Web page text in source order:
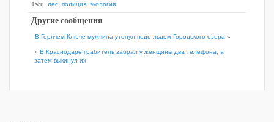
Тэги: лес полиция экология
Другие сообщения
В Горячем Ключе мужчина утонул подо льдом Городского озера «
» В Краснодаре грабитель забрал у женщины два телефона, а
затем выкинул их